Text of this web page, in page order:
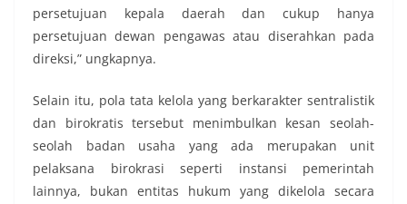
persetujuan kepala daerah dan cukup hanya
persetujuan dewan pengawas atau diserahkan pada
direksi,” ungkapnya.
Selain itu, pola tata kelola yang berkarakter sentralistik
dan birokratis tersebut menimbulkan kesan seolah-
seolah badan usaha yang ada merupakan unit
pelaksana birokrasi seperti instansi pemerintah
lainnya, bukan entitas hukum yang dikelola secara